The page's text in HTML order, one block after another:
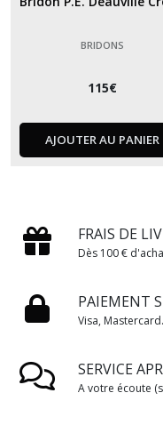
BRIDONS
115€
AJOUTER AU PANIER
FRAIS DE
Dès 100 €
PAIEMENT
Visa,
SERVICE
A votre écoute